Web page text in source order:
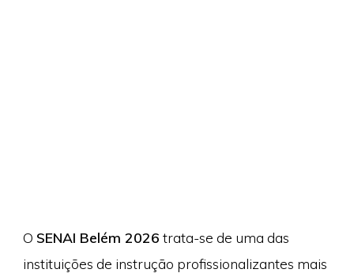
O SENAI Belém 2026 trata-se de uma das
instituições de instrução profissionalizantes mais